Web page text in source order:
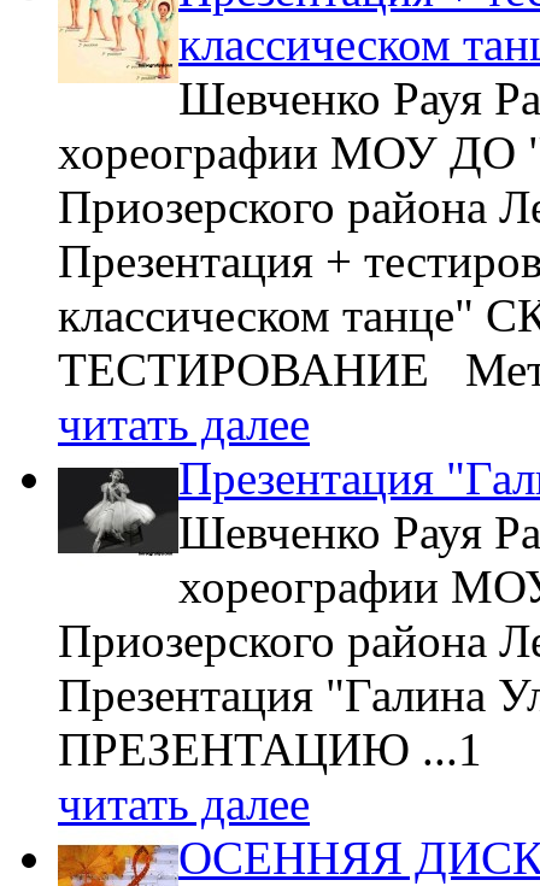
классическом
Шевченко Рауя
хореографии МОУ
Приозерского
Презентация +
классическом
ТЕСТИРОВАНИЕ
читать далее
Презентация
Шевченко Рауя
хореографии
Приозерского
Презентация "Галина
ПРЕЗЕНТАЦИЮ ...1
читать далее
ОСЕННЯЯ